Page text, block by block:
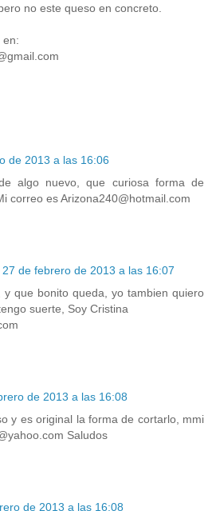
no este queso en concreto.
en:
de 2013 a las 16:06
algo nuevo, que curiosa forma de
correo es Arizona240@hotmail.com
27 de febrero de 2013 a las 16:07
y que bonito queda, yo tambien quiero
suerte, Soy Cristina
de 2013 a las 16:08
y es original la forma de cortarlo, mmi
Saludos
de 2013 a las 16:08